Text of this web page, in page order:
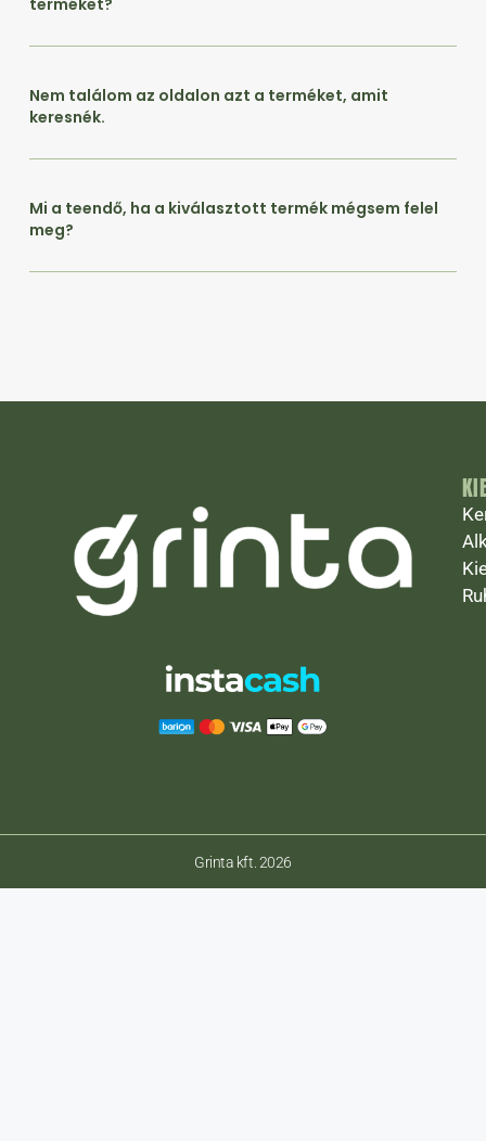
terméket?
Nem találom az oldalon azt a terméket, amit
keresnék.
Mi a teendő, ha a kiválasztott termék mégsem felel
meg?
Grinta kft. 2026